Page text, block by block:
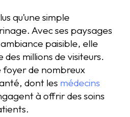
qu’une simple
Avec ses paysages
paisible, elle
millions de visiteurs.
foyer de nombreux
dont les médecins
à offrir des soins